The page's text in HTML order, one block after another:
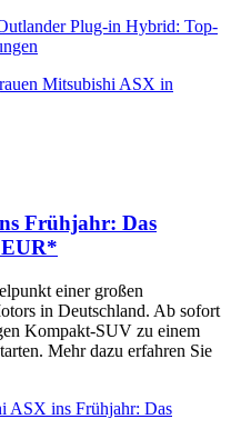
Plug-in Hybrid: Top-
Frühjahr: Das
einer großen
in Deutschland. Ab sofort
Kompakt-SUV zu einem
Mehr dazu erfahren Sie
ASX ins Frühjahr: Das